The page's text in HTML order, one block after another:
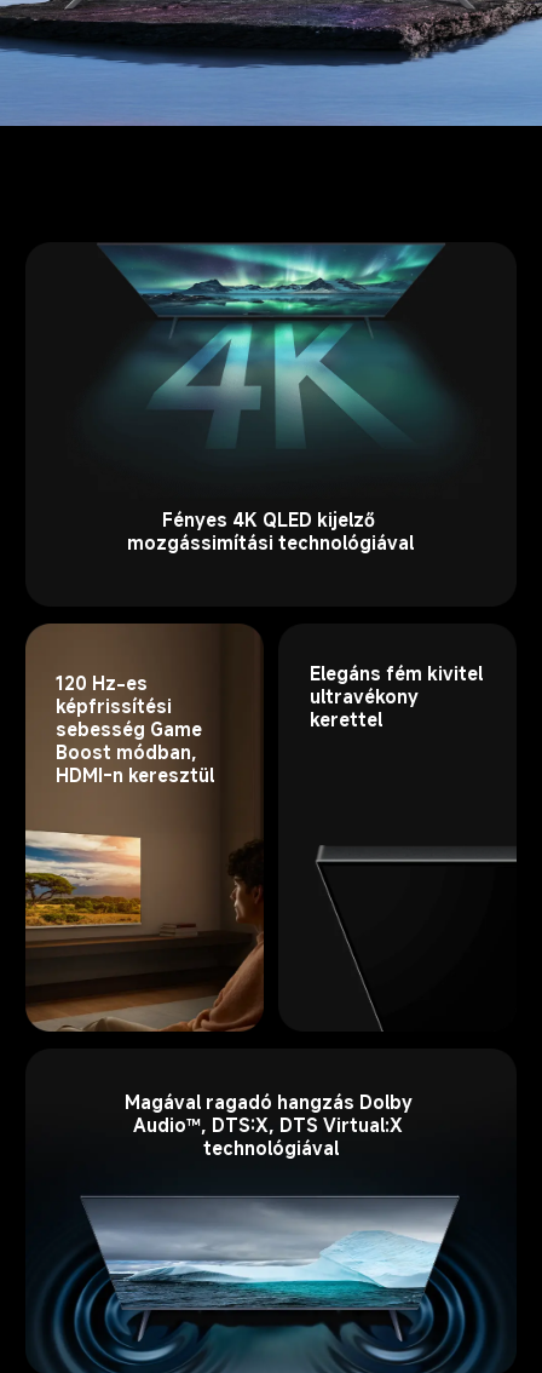
Fényes 4K QLED kijelző
mozgássimítási technológiával
120 Hz-es
képfrissítési
sebesség Game
Boost módban,
HDMI-n keresztül
Elegáns fém kivitel
ultravékony
kerettel
Magával ragadó hangzás Dolby
Audio™, DTS:X, DTS Virtual:X
technológiával